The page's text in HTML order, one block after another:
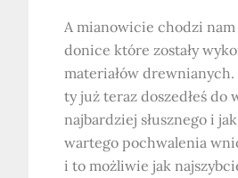
A mianowicie chodzi nam
donice które zostały
materiałów drewnianych.
ty już teraz doszedłeś do
najbardziej słusznego i
wartego pochwalenia
i to możliwie jak